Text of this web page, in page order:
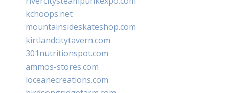
kchoops.net
mountainsideskateshop.com
kirtlandcitytavern.com
301nutritionspot.com
ammos-stores.com
loceanecreations.com